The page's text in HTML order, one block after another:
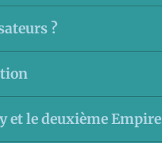
?
et le deuxième Empire